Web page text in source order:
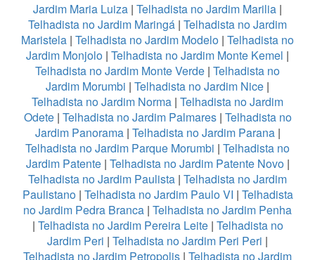
Jardim Maria Luiza | Telhadista no Jardim Marilia |
Telhadista no Jardim Maringá | Telhadista no Jardim
Maristela | Telhadista no Jardim Modelo | Telhadista no
Jardim Monjolo | Telhadista no Jardim Monte Kemel |
Telhadista no Jardim Monte Verde | Telhadista no
Jardim Morumbi | Telhadista no Jardim Nice |
Telhadista no Jardim Norma | Telhadista no Jardim
Odete| Telhadista no Jardim Palmares| Telhadista no
Jardim Panorama| Telhadista no Jardim Parana|
Telhadista no Jardim Parque Morumbi | Telhadista no
Jardim Patente| Telhadista no Jardim Patente Novo|
Telhadista no Jardim Paulista | Telhadista no Jardim
Paulistano| Telhadista no Jardim Paulo VI | Telhadista
no Jardim Pedra Branca | Telhadista no Jardim Penha
| Telhadista no Jardim Pereira Leite| Telhadista no
Jardim Peri | Telhadista no Jardim Peri Peri |
Telhadista no Jardim Petropolis | Telhadista no Jardim